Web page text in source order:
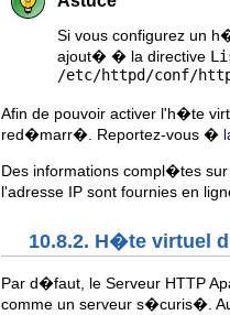
Si vous configurez un
ajout� � la directive
/etc/httpd/conf/
Afin de pouvoir activer l'h�te
red�marr�. Reportez-vous �
Des informations compl�tes
l'adresse IP sont fournies en
10.8.2. H�te virtuel
Par d�faut, le Serveur HTTP
comme un serveur s�curis�.